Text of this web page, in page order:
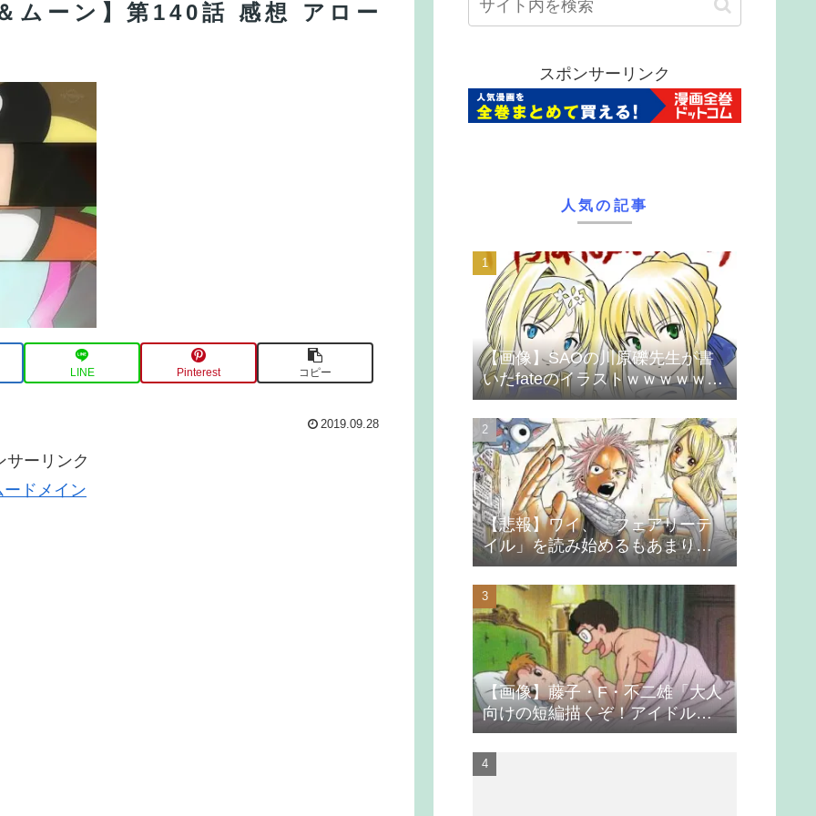
ムーン】第140話 感想 アロー
LINE Pinterest コピー
2019.09.28
サーリンク
ードメイン
スポンサーリンク
人気の記事
【画像】SAOの川原礫先生が書
いたfateのイラストｗｗｗｗｗｗ
ｗｗｗ
【悲報】ワイ、「フェアリーテ
イル」を読み始めるもあまりの
つまらなさに挫折する
【画像】藤子・F・不二雄「大人
向けの短編描くぞ！アイドルが
無理やり抱かれるシーン入れ
よ」